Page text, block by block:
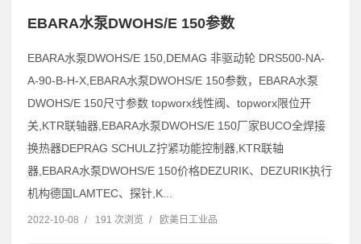
EBARA水泵DWOHS/E 150参数
EBARA水泵DWOHS/E 150,DEMAG 非驱动轮 DRS500-NA-
A-90-B-H-X,EBARA水泵DWOHS/E 150参数，EBARA水泵
DWOHS/E 150尺寸参数 topworx线性阀、topworx限位开
关,KTR联轴器,EBARA水泵DWOHS/E 150厂家BUCO全焊接
换热器DEPRAG SCHULZ拧紧功能控制器,KTR联轴
器,EBARA水泵DWOHS/E 150价格DEZURIK、DEZURIK执行
机构德国LAMTEC、探针,K...
2022-10-08 / 191 次浏览 / 欧美日工业品